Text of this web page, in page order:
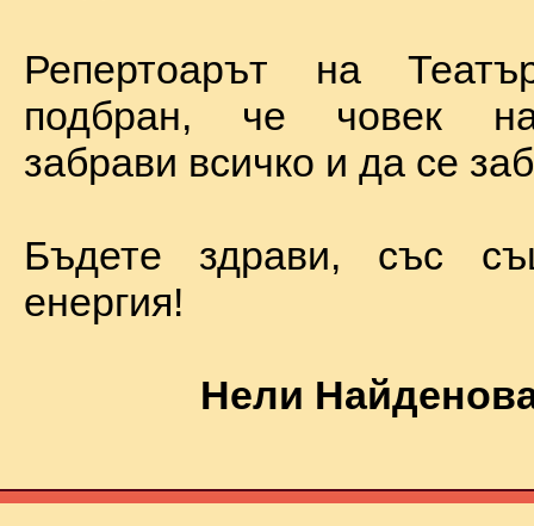
Репертоарът на
подбран, че човек
забрави всичко и да се
Бъдете здрави, със
енергия!
Нели